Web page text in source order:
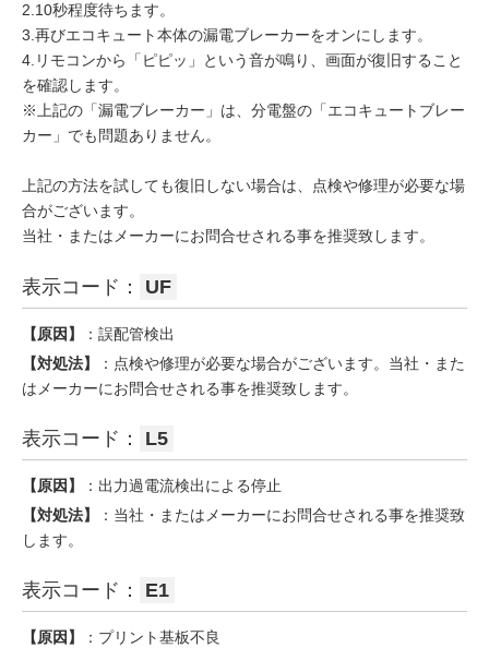
2.10秒程度待ちます。
3.再びエコキュート本体の漏電ブレーカーをオンにします。
4.リモコンから「ピピッ」という音が鳴り、画面が復旧すること
を確認します。
※上記の「漏電ブレーカー」は、分電盤の「エコキュートブレー
カー」でも問題ありません。
上記の方法を試しても復旧しない場合は、点検や修理が必要な場
合がございます。
当社・またはメーカーにお問合せされる事を推奨致します。
表示コード： UF
【原因】
：誤配管検出
【対処法】
：点検や修理が必要な場合がございます。当社・また
はメーカーにお問合せされる事を推奨致します。
表示コード： L5
【原因】
：出力過電流検出による停止
【対処法】
：当社・またはメーカーにお問合せされる事を推奨致
します。
表示コード： E1
【原因】
：プリント基板不良